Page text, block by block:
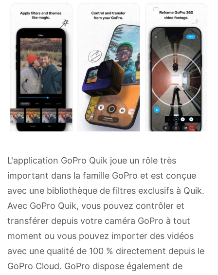
L'application GoPro Quik joue un rôle très
important dans la famille GoPro et est conçue
avec une bibliothèque de filtres exclusifs à Quik.
Avec GoPro Quik, vous pouvez contrôler et
transférer depuis votre caméra GoPro à tout
moment ou vous pouvez importer des vidéos
avec une qualité de 100 % directement depuis le
GoPro Cloud. GoPro dispose également de